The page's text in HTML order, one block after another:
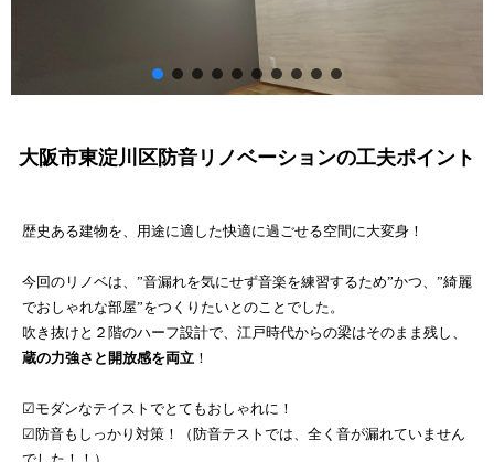
持続可能な社会の実現のために
よくあるご質問
大阪市東淀川区防音リノベーションの工夫ポイント
歴史ある建物を、用途に適した快適に過ごせる空間に大変身！
今回のリノベは、”音漏れを気にせず音楽を練習するため”かつ、”綺麗
でおしゃれな部屋”をつくりたいとのことでした。
吹き抜けと２階のハーフ設計で、江戸時代からの梁はそのまま残し、
蔵の力強さと開放感を両立 ！
☑モダンなテイストでとてもおしゃれに！
☑防音もしっかり対策！（防音テストでは、全く音が漏れていません